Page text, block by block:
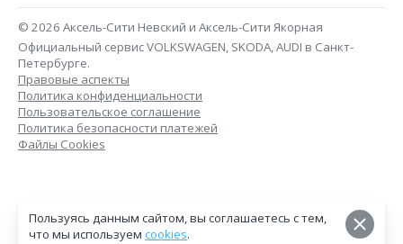
© 2026 Аксель-Сити Невский и Аксель-Сити Якорная
Официальный сервис VOLKSWAGEN, SKODA, AUDI в Санкт-
Петербурге.
Правовые аспекты
Политика конфиденциальности
Пользовательское соглашение
Политика безопасности платежей
Файлы Cookies
Пользуясь данным сайтом, вы соглашаетесь с тем,
что мы используем cookies.